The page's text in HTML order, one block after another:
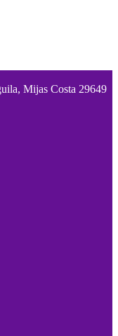
Mijas Costa 29649